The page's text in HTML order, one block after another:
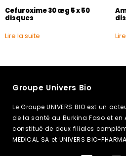
Cefuroxime 30 æg 5 x 50
disques
Lire la suite
Groupe Univers Bio
Le Groupe UNIVERS BIO est un
de la santé au Burkina Faso et en
constitué de deux filiales
MEDICAL SA et UNIVERS BIO-PHARMA